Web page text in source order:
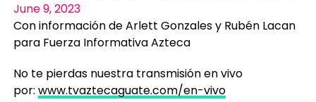
June 9, 2023
Con información de Arlett Gonzales y Rubén Lacan
para Fuerza Informativa Azteca
No te pierdas nuestra transmisión en vivo
por: www.tvaztecaguate.com/en-vivo